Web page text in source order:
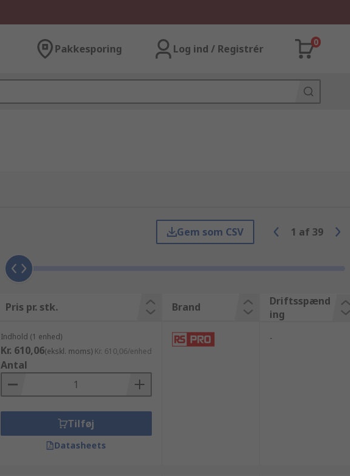
Pakkesporing Log ind / Registrér
0
Gem som CSV 1 af 39
Pris pr. stk. Brand
Driftsspænd
ing
Indhold (1 enhed)
Kr. 610,06(ekskl. moms) Kr. 610,06/enhed
Antal
Tilføj
Datasheets
-